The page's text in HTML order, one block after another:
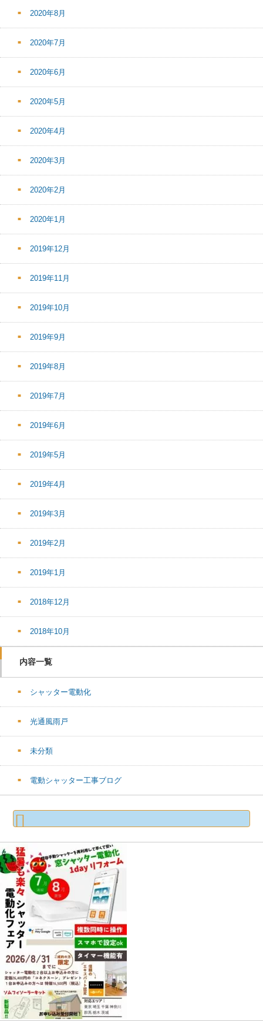
2020年8月
2020年7月
2020年6月
2020年5月
2020年4月
2020年3月
2020年2月
2020年1月
2019年12月
2019年11月
2019年10月
2019年9月
2019年8月
2019年7月
2019年6月
2019年5月
2019年4月
2019年3月
2019年2月
2019年1月
2018年12月
2018年10月
内容一覧
シャッター電動化
光通風雨戸
未分類
電動シャッター工事ブログ
検